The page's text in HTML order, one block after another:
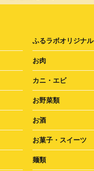
ふるラボオリジナル
お肉
カニ・エビ
お野菜類
お酒
お菓子・スイーツ
麺類